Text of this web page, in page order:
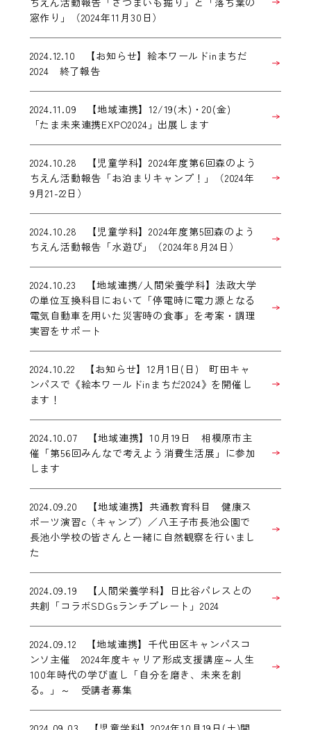
窓作り」（2024年11月30日）
2024.12.10 【お知らせ】絵本ワールドinまちだ
2024 終了報告
2024.11.09 【地域連携】12/19(木)・20(金)
「たま未来連携EXPO2024」出展します
2024.10.28 【児童学科】2024年度第6回森のよう
ちえん活動報告「お泊まりキャンプ！」（2024年
9月21-22日）
2024.10.28 【児童学科】2024年度第5回森のよう
ちえん活動報告「水遊び」（2024年8月24日）
2024.10.23 【地域連携/人間栄養学科】法政大学
の単位互換科目において「停電時に電力源となる
電気自動車を用いた災害時の食事」を考案・調理
実習をサポート
2024.10.22 【お知らせ】12月1日(日) 町田キャ
ンパスで《絵本ワールドinまちだ2024》を開催し
ます！
2024.10.07 【地域連携】10月19日 相模原市主
催「第56回みんなで考えよう消費生活展」に参加
します
2024.09.20 【地域連携】共通教育科目 健康ス
ポーツ演習c（キャンプ）／八王子市長池公園で
長池小学校の皆さんと一緒に自然観察を行いまし
た
2024.09.19 【人間栄養学科】日比谷パレスとの
共創「コラボSDGsランチプレート」2024
2024.09.12 【地域連携】千代田区キャンパスコ
ンソ主催 2024年度キャリア形成支援講座～人生
100年時代の学び直し「自分を磨き、未来を創
る。」～ 受講者募集